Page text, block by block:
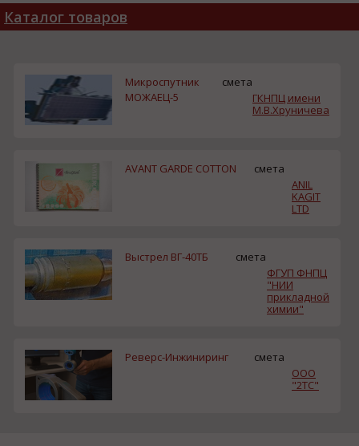
Каталог товаров
Микроспутник
МОЖАЕЦ-5
смета
ГКНПЦ имени
М.В.Хруничева
AVANT GARDE COTTON
смета
ANIL
KAGIT
LTD
Выстрел ВГ-40ТБ
смета
ФГУП ФНПЦ
"НИИ
прикладной
химии"
Реверс-Инжиниринг
смета
ООО
"2ТС"